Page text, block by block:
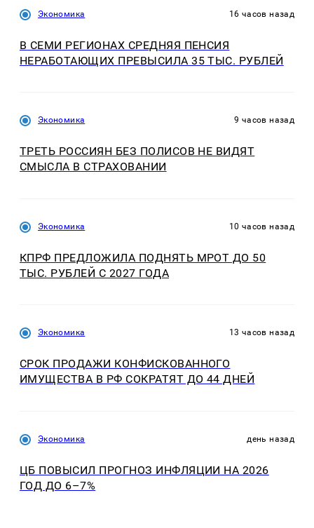
Экономика 16 часов назад
В СЕМИ РЕГИОНАХ СРЕДНЯЯ ПЕНСИЯ
НЕРАБОТАЮЩИХ ПРЕВЫСИЛА 35 ТЫС. РУБЛЕЙ
Экономика 9 часов назад
ТРЕТЬ РОССИЯН БЕЗ ПОЛИСОВ НЕ ВИДЯТ
СМЫСЛА В СТРАХОВАНИИ
Экономика 10 часов назад
КПРФ ПРЕДЛОЖИЛА ПОДНЯТЬ МРОТ ДО 50
ТЫС. РУБЛЕЙ С 2027 ГОДА
Экономика 13 часов назад
СРОК ПРОДАЖИ КОНФИСКОВАННОГО
ИМУЩЕСТВА В РФ СОКРАТЯТ ДО 44 ДНЕЙ
Экономика день назад
ЦБ ПОВЫСИЛ ПРОГНОЗ ИНФЛЯЦИИ НА 2026
ГОД ДО 6–7%